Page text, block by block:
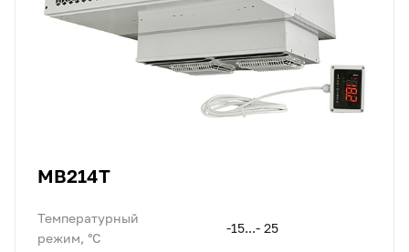
MB214T
Температурный
режим, °C
-15...- 25